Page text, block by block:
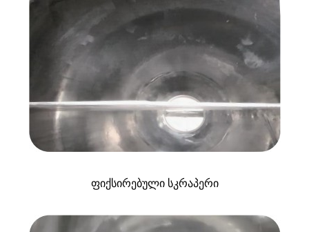
ფიქსირებული სკრაპერი